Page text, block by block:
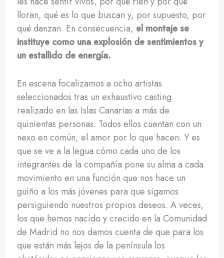
lloran, qué es lo que buscan y, por supuesto, por
qué danzan. En consecuencia, el montaje se
instituye como una explosión de sentimientos y
un estallido de energía.
En escena focalizamos a ocho artistas
seleccionados tras un exhaustivo casting
realizado en las Islas Canarias a más de
quinientas personas. Todos ellos cuentan con un
nexo en común, el amor por lo que hacen. Y es
que se ve a la legua cómo cada uno de los
integrantes de la compañía pone su alma a cada
movimiento en una función que nos hace un
guiño a los más jóvenes para que sigamos
persiguiendo nuestros propios deseos. A veces,
los que hemos nacido y crecido en la Comunidad
de Madrid no nos damos cuenta de que para los
que están más lejos de la península los